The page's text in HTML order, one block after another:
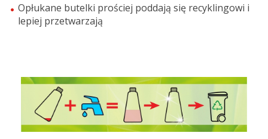
Opłukane butelki prościej poddają się recyklingowi i
lepiej przetwarzają